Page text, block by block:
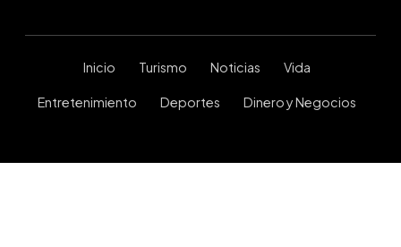
Inicio Turismo Noticias Vida
Entretenimiento Deportes Dinero y Negocios